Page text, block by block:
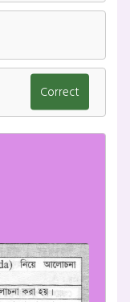
Correct